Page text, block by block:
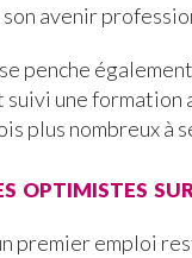
avenir
penche
une formation
plus nombreux à
optimistes
premier emploi